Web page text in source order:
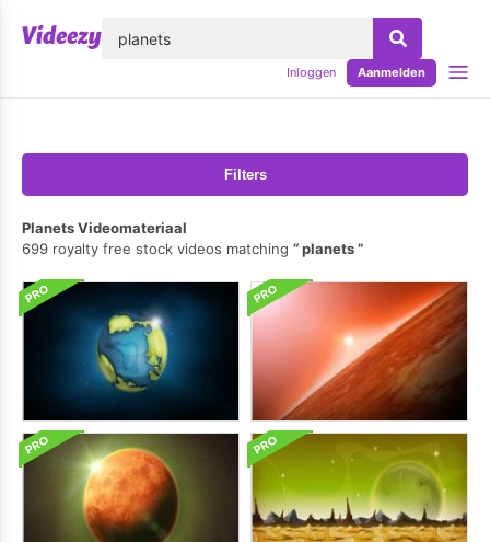
Inloggen Aanmelden
Filters
Planets Videomateriaal
699 royalty free stock videos matching
planets